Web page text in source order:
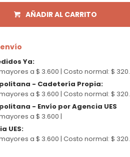
AÑADIR AL CARRITO
Ya:
a $ 3.600 | Costo normal: $ 320.
- Cadetería Propia:
a $ 3.600 | Costo normal: $ 320.
- Envío por Agencia UES
a $ 3.600 |
UES:
a $ 3.600 | Costo normal: $ 320.